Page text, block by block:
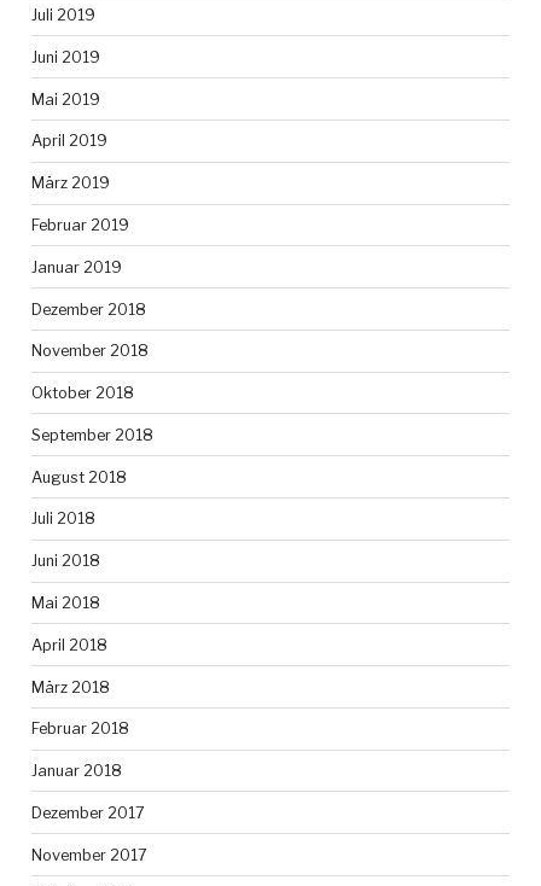
Juli 2019
Juni 2019
Mai 2019
April 2019
März 2019
Februar 2019
Januar 2019
Dezember 2018
November 2018
Oktober 2018
September 2018
August 2018
Juli 2018
Juni 2018
Mai 2018
April 2018
März 2018
Februar 2018
Januar 2018
Dezember 2017
November 2017